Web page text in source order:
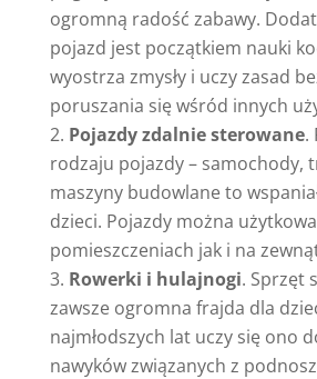
ogromną radość zabawy.
pojazd jest początkiem nauki
wyostrza zmysły i uczy zasad
poruszania się wśród innych
Pojazdy zdalnie sterowane.
rodzaju pojazdy – samochody,
maszyny budowlane to
dzieci. Pojazdy można
pomieszczeniach jak i na
Rowerki i hulajnogi. Sprzęt
zawsze ogromna frajda dla
najmłodszych lat uczy się ono
nawyków związanych z